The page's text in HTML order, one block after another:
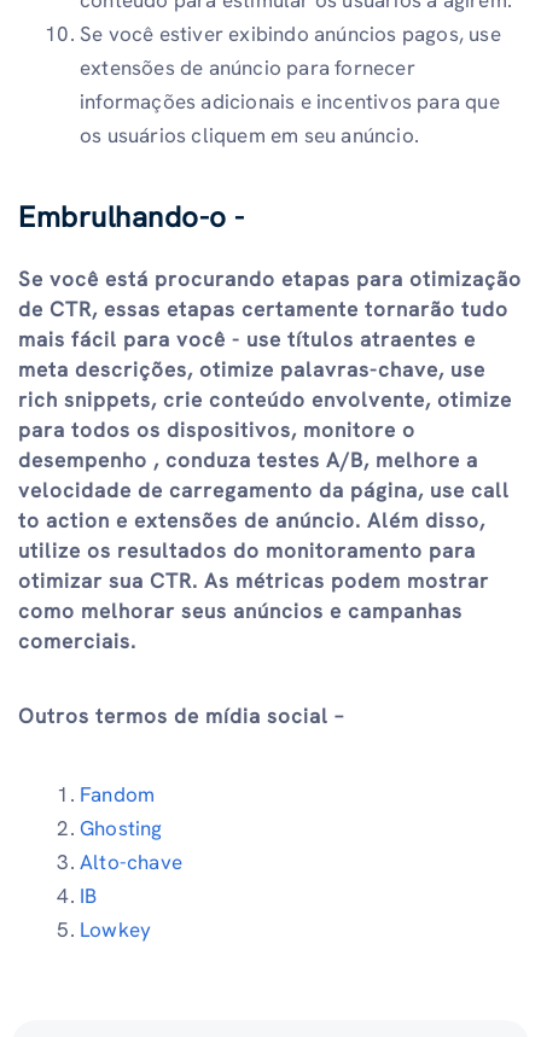
Se você estiver exibindo anúncios pagos, use
extensões de anúncio para fornecer
informações adicionais e incentivos para que
os usuários cliquem em seu anúncio.
Embrulhando-o -
Se você está procurando etapas para otimização
de CTR, essas etapas certamente tornarão tudo
mais fácil para você - use títulos atraentes e
meta descrições, otimize palavras-chave, use
rich snippets, crie conteúdo envolvente, otimize
para todos os dispositivos, monitore o
desempenho , conduza testes A/B, melhore a
velocidade de carregamento da página, use call
to action e extensões de anúncio. Além disso,
utilize os resultados do monitoramento para
otimizar sua CTR. As métricas podem mostrar
como melhorar seus anúncios e campanhas
comerciais.
Outros termos de mídia social –
Fandom
Ghosting
Alto-chave
IB
Lowkey